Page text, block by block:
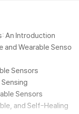
An Introduction
and Wearable Senso
Sensors
Sensors
and Self-Healing